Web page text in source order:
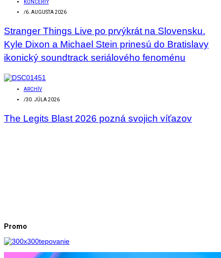
KONCERTY
/6. AUGUSTA 2026
Stranger Things Live po prvýkrát na Slovensku.
Kyle Dixon a Michael Stein prinesú do Bratislavy
ikonický soundtrack seriálového fenoménu
ARCHÍV
/30. JÚLA 2026
The Legits Blast 2026 pozná svojich víťazov
Promo